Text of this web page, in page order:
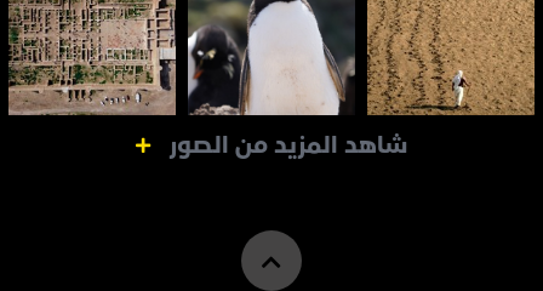
شاهد المزيد من الصور